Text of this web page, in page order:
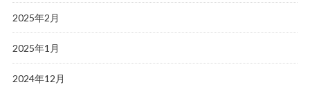
2025年2月
2025年1月
2024年12月